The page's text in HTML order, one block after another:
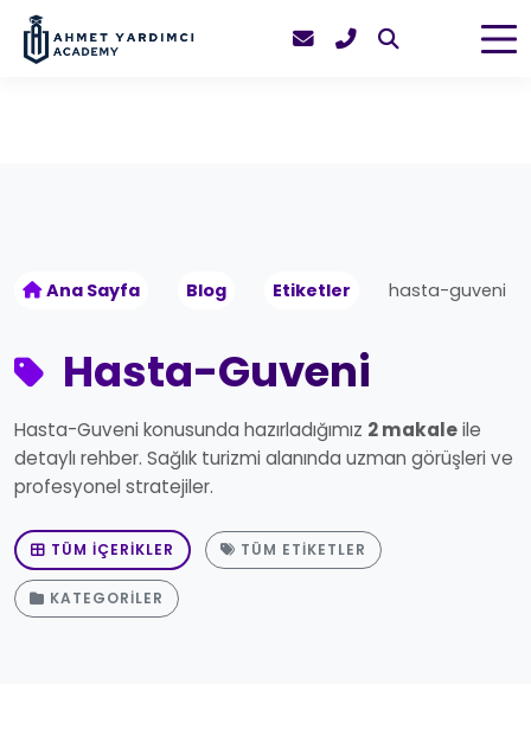
Ana Sayfa Blog Etiketler hasta-guveni
Hasta-Guveni
Hasta-Guveni konusunda hazırladığımız 2 makaleile
detaylı rehber. Sağlık turizmi alanında uzman görüşleri ve
profesyonel stratejiler.
TÜM İÇERIKLER TÜM ETIKETLER
KATEGORILER